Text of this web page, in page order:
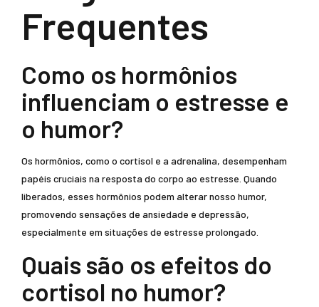
Frequentes
Como os hormônios
influenciam o estresse e
o humor?
Os hormônios, como o cortisol e a adrenalina, desempenham
papéis cruciais na resposta do corpo ao estresse. Quando
liberados, esses hormônios podem alterar nosso humor,
promovendo sensações de ansiedade e depressão,
especialmente em situações de estresse prolongado.
Quais são os efeitos do
cortisol no humor?